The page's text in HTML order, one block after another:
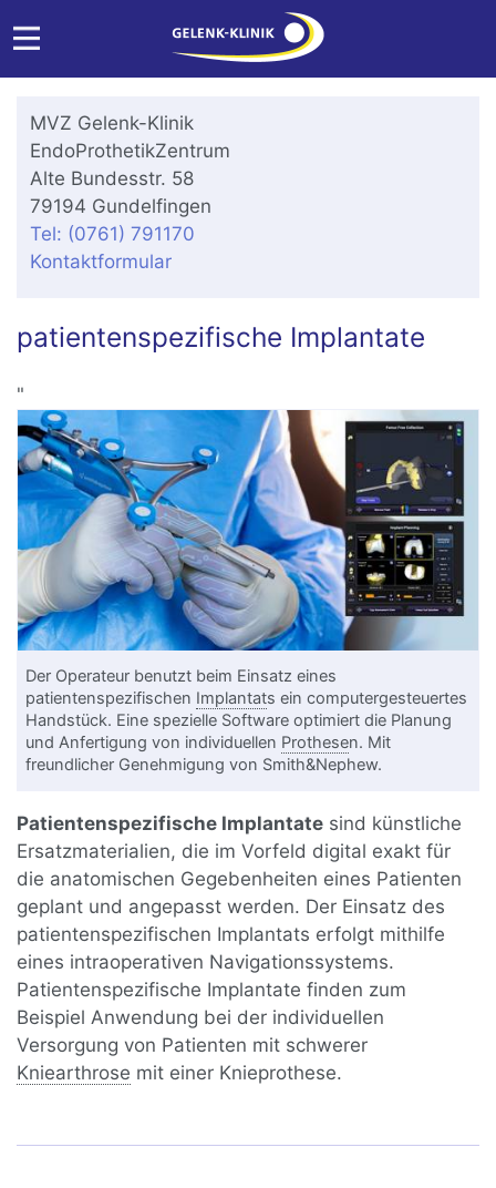
MVZ Gelenk-Klinik
EndoProthetikZentrum
Alte Bundesstr. 58
79194 Gundelfingen
Tel: (0761) 791170
Kontaktformular
patientenspezifische Implantate
"
Der Operateur benutzt beim Einsatz eines
patientenspezifischen Implantats ein computergesteuertes
Handstück. Eine spezielle Software optimiert die Planung
und Anfertigung von individuellen Prothesen. Mit
freundlicher Genehmigung von Smith&Nephew.
Patientenspezifische Implantate sind künstliche
Ersatzmaterialien, die im Vorfeld digital exakt für
die anatomischen Gegebenheiten eines Patienten
geplant und angepasst werden. Der Einsatz des
patientenspezifischen Implantats erfolgt mithilfe
eines intraoperativen Navigationssystems.
Patientenspezifische Implantate finden zum
Beispiel Anwendung bei der individuellen
Versorgung von Patienten mit schwerer
Kniearthrose mit einer Knieprothese.